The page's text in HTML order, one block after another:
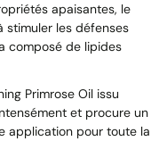
apaisantes, le
stimuler les défenses
composé de lipides
Primrose Oil issu
et procure un
application pour toute la